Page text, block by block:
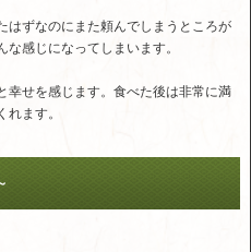
はずなのにまた頼んでしまうところが
感じになってしまいます。
幸せを感じます。食べた後は非常に満
ます。